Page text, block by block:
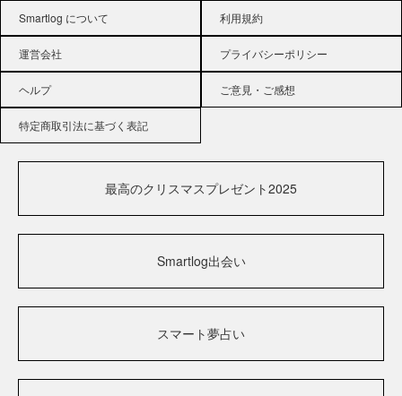
Smartlog について 利用規約
運営会社 プライバシーポリシー
ヘルプ ご意見・ご感想
特定商取引法に基づく表記
最高のクリスマスプレゼント2025
Smartlog出会い
スマート夢占い